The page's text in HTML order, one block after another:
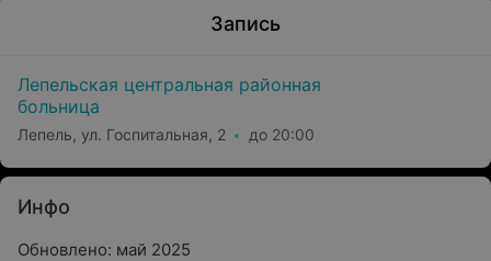
Запись
Лепельская центральная районная
больница
Лепель, ул. Госпитальная, 2 до 20:00
Инфо
Обновлено: май 2025